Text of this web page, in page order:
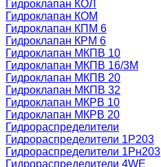
Гидроклапан КОЛ
Гидроклапан КОМ
Гидроклапан КПМ 6
Гидроклапан КРМ 6
Гидроклапан МКПВ 10
Гидроклапан МКПВ 16/3М
Гидроклапан МКПВ 20
Гидроклапан МКПВ 32
Гидроклапан МКРВ 10
Гидроклапан МКРВ 20
Гидрораспределители
Гидрораспределители 1Р203
Гидрораспределители 1Рн203
Гидрораспределители 4WE